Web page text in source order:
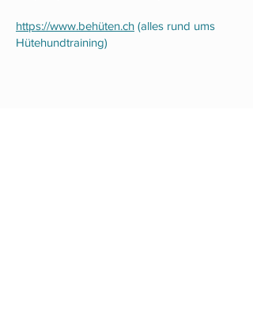
https://www.behüten.ch (alles rund ums
Hütehundtraining)